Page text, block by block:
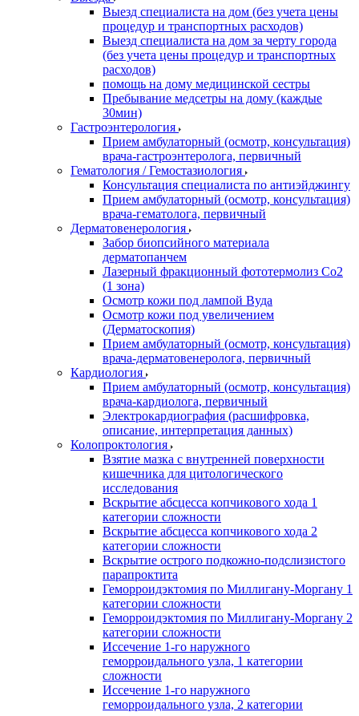
Выезд специалиста на дом (без учета цены
процедур и транспортных расходов)
Выезд специалиста на дом за черту города
(без учета цены процедур и транспортных
расходов)
помощь на дому медицинской сестры
Пребывание медсетры на дому (каждые
30мин)
Гастроэнтерология
Прием амбулаторный (осмотр, консультация)
врача-гастроэнтеролога, первичный
Гематология / Гемостазиология
Консультация специалиста по антиэйджингу
Прием амбулаторный (осмотр, консультация)
врача-гематолога, первичный
Дерматовенерология
Забор биопсийного материала
дерматопанчем
Лазерный фракционный фототермолиз Со2
(1 зона)
Осмотр кожи под лампой Вуда
Осмотр кожи под увеличением
(Дерматоскопия)
Прием амбулаторный (осмотр, консультация)
врача-дерматовенеролога, первичный
Кардиология
Прием амбулаторный (осмотр, консультация)
врача-кардиолога, первичный
Электрокардиография (расшифровка,
описание, интерпретация данных)
Колопроктология
Взятие мазка с внутренней поверхности
кишечника для цитологического
исследования
Вскрытие абсцесса копчикового хода 1
категории сложности
Вскрытие абсцесса копчикового хода 2
категории сложности
Вскрытие острого подкожно-подслизистого
парапроктита
Геморроидэктомия по Миллигану-Моргану 1
категории сложности
Геморроидэктомия по Миллигану-Моргану 2
категории сложности
Иссечение 1-го наружного
геморроидального узла, 1 категории
сложности
Иссечение 1-го наружного
геморроидального узла, 2 категории